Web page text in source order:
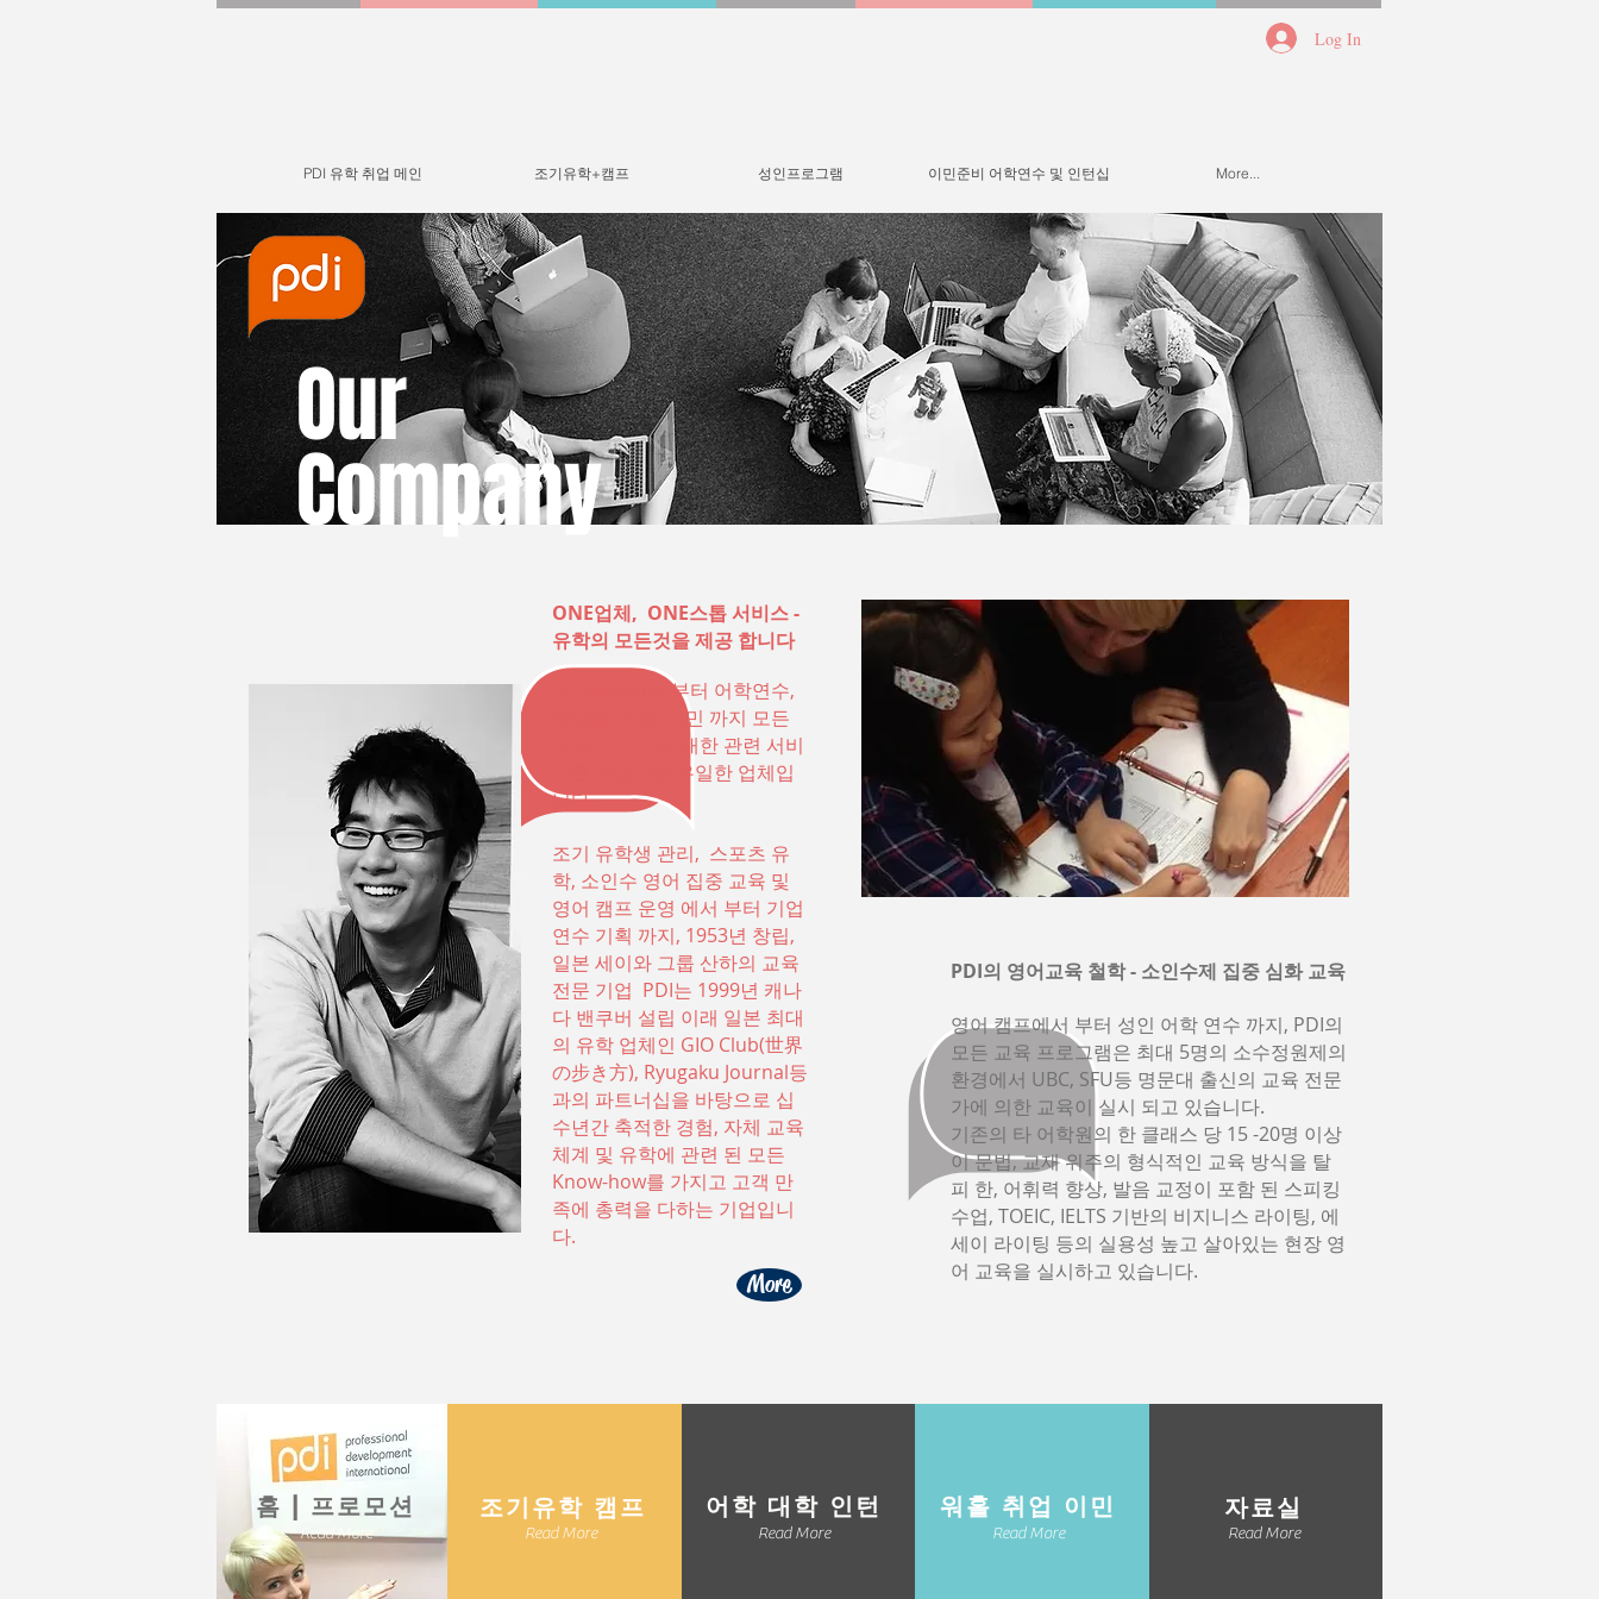
Log In
PDI 유학 취업 메인 조기유학+캠프 성인프로그램 이민준비 어학연수 및 인턴십 More...
Our
Company
ONE업체, ONE스톱 서비스 -
유학의 모든것을 제공 합니다
조기유학에서 부터 어학연수,
인턴십, 취업, 이민 까지 모든
유학 및 연수에 대한 관련 서비
스를 제공하는 유일한 업체입
니다.
조기 유학생 관리, 스포츠 유
학, 소인수 영어 집중 교육 및
영어 캠프 운영 에서 부터 기업
연수 기획 까지, 1953년 창립,
일본 세이와 그룹 산하의 교육
전문 기업 PDI는 1999년 캐나
다 밴쿠버 설립 이래 일본 최대
의 유학 업체인 GIO Club(世界
の步き方), Ryugaku Journal등
과의 파트너십을 바탕으로 십
수년간 축적한 경험, 자체 교육
체계 및 유학에 관련 된 모든
Know-how를 가지고 고객 만
족에 총력을 다하는 기업입니
다.
More
PDI의 영어교육 철학 - 소인수제 집중 심화 교육
영어 캠프에서 부터 성인 어학 연수 까지, PDI의
모든 교육 프로그램은 최대 5명의 소수정원제의
환경에서 UBC, SFU등 명문대 출신의 교육 전문
가에 의한 교육이 실시 되고 있습니다.
기존의 타 어학원의 한 클래스 당 15 -20명 이상
이 문법, 교재 위주의 형식적인 교육 방식을 탈
피 한, 어휘력 향상, 발음 교정이 포함 된 스피킹
수업, TOEIC, IELTS 기반의 비지니스 라이팅, 에
세이 라이팅 등의 실용성 높고 살아있는 현장 영
어 교육을 실시하고 있습니다.
​홈 | 프로모션
Read More
​조기유학 캠프
Read More
​어학 대학 인턴
Read More
워홀 취업 이민
Read More
​자료실
Read More